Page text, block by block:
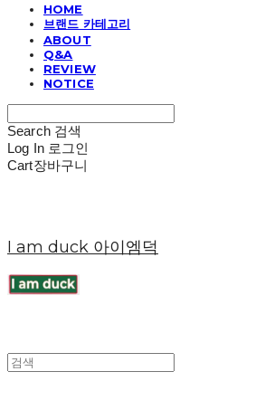
HOME
브랜드 카테고리
ABOUT
Q&A
REVIEW
NOTICE
Search 검색
Log In 로그인
Cart장바구니
I am duck 아이엠덕